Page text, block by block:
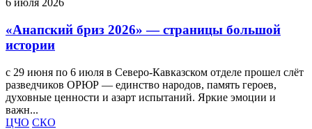
6 июля 2026
«Анапский бриз 2026» — страницы большой
истории
с 29 июня по 6 июля в Северо-Кавказском отделе прошел слёт
разведчиков ОРЮР — единство народов, память героев,
духовные ценности и азарт испытаний. Яркие эмоции и
важн...
ЦЧО СКО